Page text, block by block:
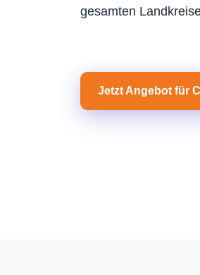
gesamten
Jetzt Angebot für